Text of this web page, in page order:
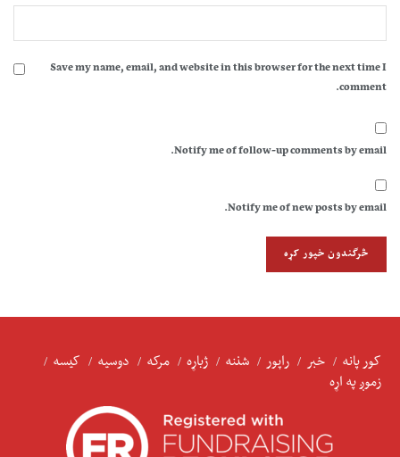
Save my name, email, and website in this browser for the next time I
comment.
Notify me of follow-up comments by email.
Notify me of new posts by email.
کور پانه خبر راپور شننه ژباړه مرکه دوسیه
کیسه
زموږ په اړه